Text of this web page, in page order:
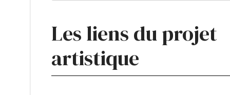
Les liens du projet
artistique